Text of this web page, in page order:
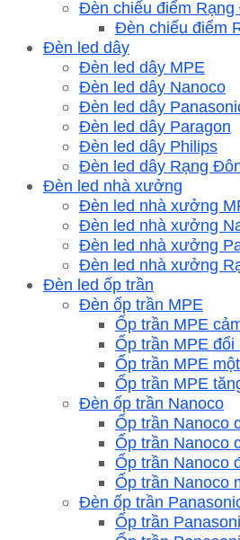
Đèn chiếu điểm Rạng
Đèn chiếu điểm
Đèn led dây
Đèn led dây MPE
Đèn led dây Nanoco
Đèn led dây
Đèn led dây Paragon
Đèn led dây Philips
Đèn led dây Rạng
Đèn led nhà xưởng
Đèn led nhà xưởng
Đèn led nhà xưởng
Đèn led nhà xưởng
Đèn led nhà xưởng
Đèn led ốp trần
Đèn ốp trần MPE
Ốp trần MPE
Ốp trần MPE đổi
Ốp trần MPE
Ốp trần MPE
Đèn ốp trần Nanoco
Ốp trần Nanoco
Ốp trần Nanoco
Ốp trần Nanoco
Ốp trần Nanoco
Đèn ốp trần
Ốp trần